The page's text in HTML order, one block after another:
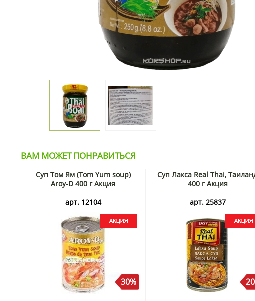
ВАМ МОЖЕТ ПОНРАВИТЬСЯ
Суп Том Ям (Tom Yum soup)
Aroy-D 400 г Акция
арт. 12104
30%
Суп Лакса Real Thai,
400 г Акция
арт. 25837